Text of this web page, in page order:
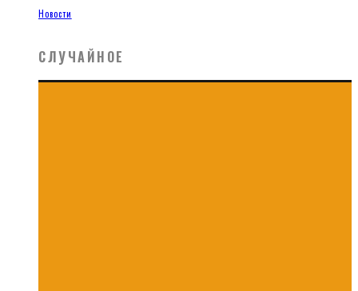
Новости
СЛУЧАЙНОЕ